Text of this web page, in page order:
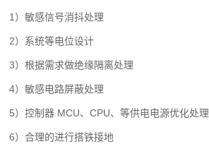
1）敏感信号消抖处理
2）系统等电位设计
3）根据需求做绝缘隔离处理
4）敏感电路屏蔽处理
5）控制器 MCU、CPU、等供电电源优化处理
6）合理的进行搭铁接地